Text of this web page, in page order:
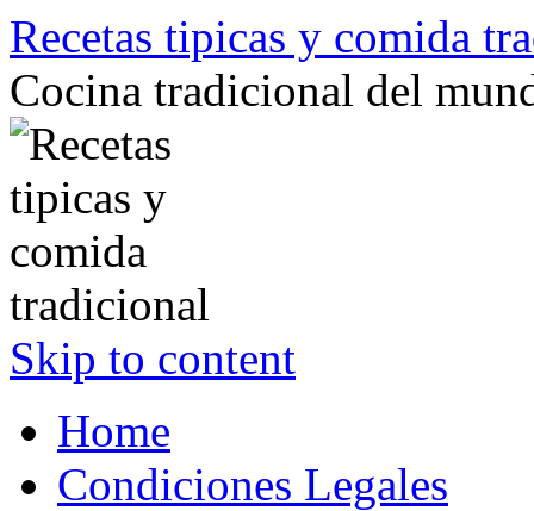
Recetas tipicas y comida
Cocina tradicional del
Skip to content
Home
Condiciones Legales